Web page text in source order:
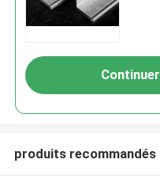
Continuer
produits recommandés